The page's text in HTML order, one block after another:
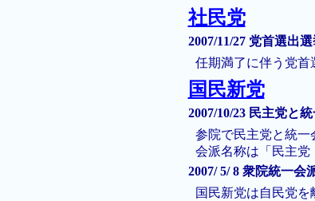
社民党
2007/11/27 党首選出
任期満了に伴う党首
国民新党
2007/10/23 民主党と
参院で民主党と統一
会派名称は「民主党
2007/ 5/ 8 衆院統一会
国民新党は自民党